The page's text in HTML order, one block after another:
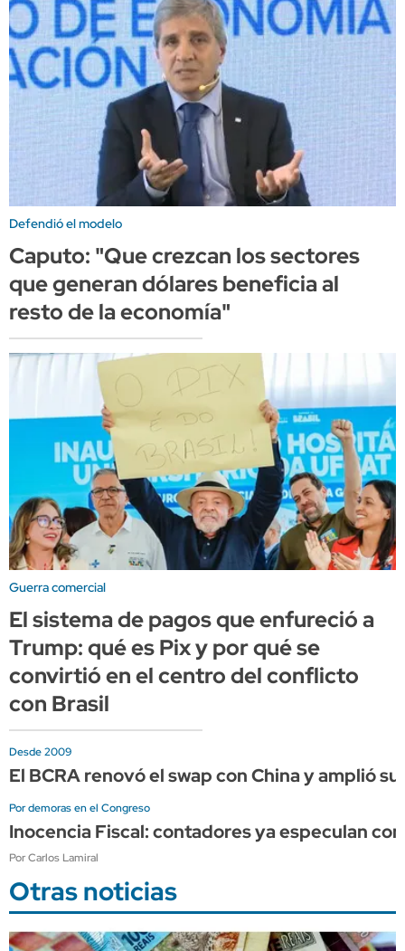
Defendió el modelo
Caputo: "Que crezcan los sectores
que generan dólares beneficia al
resto de la economía"
Guerra comercial
El sistema de pagos que enfureció a
Trump: qué es Pix y por qué se
convirtió en el centro del conflicto
con Brasil
Desde 2009
El BCRA renovó el swap con China y amplió
Por demoras en el Congreso
Inocencia Fiscal: contadores ya especulan
Por Carlos Lamiral
Otras noticias